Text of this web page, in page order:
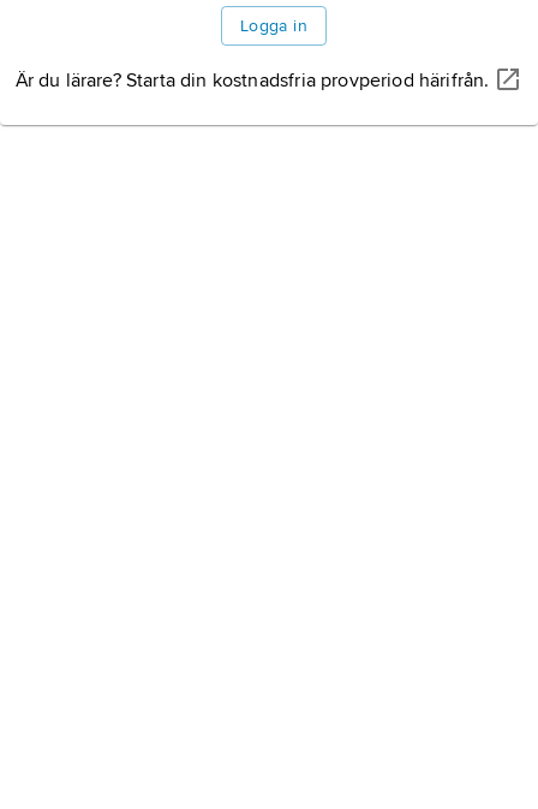
Logga in
Är du lärare? Starta din kostnadsfria provperiod härifrån.